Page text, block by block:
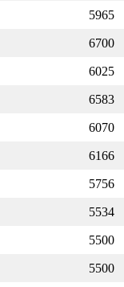
5965
6700
6025
6583
6070
6166
5756
5534
5500
5500